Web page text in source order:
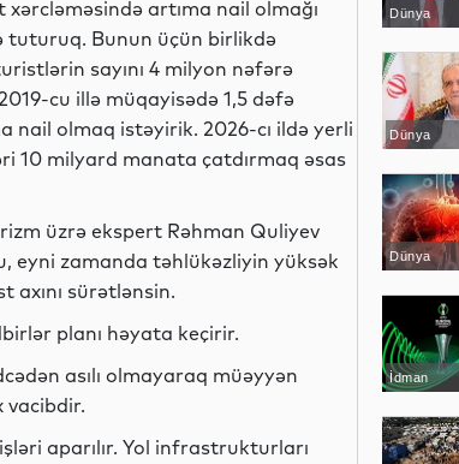
xərcləməsində artıma nail olmağı
tuturuq. Bunun üçün birlikdə
sayını 4 milyon nəfərə
cu illə müqayisədə 1,5 dəfə
nail olmaq istəyirik. 2026-cı ildə yerli
10 milyard manata çatdırmaq əsas
üzrə ekspert Rəhman Quliyev
eyni zamanda təhlükəzliyin yüksək
axını sürətlənsin.
planı həyata keçirir.
asılı olmayaraq müəyyən
vacibdir.
aparılır. Yol infrastrukturları
Dünya
Dünya
Dünya
İdman